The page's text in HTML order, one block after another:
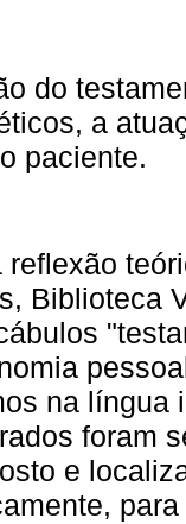
do
a
paciente.
reflexão
Biblioteca
na língua
foram
e